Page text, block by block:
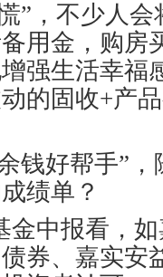
”，不少人
用金，购房
强生活幸福
的固收+产
钱好帮手”，
绩单？
金中报看，
券、嘉实安